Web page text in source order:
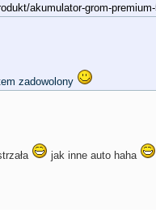
akumulator-grom-
zadowolony
jak inne auto haha